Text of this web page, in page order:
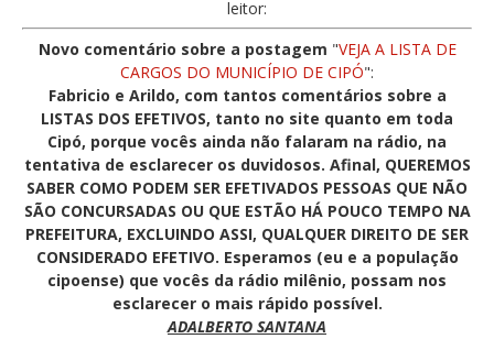
leitor:
Novo comentário sobre a postagem "VEJA A LISTA DE
CARGOS DO MUNICÍPIO DE CIPÓ":
Fabricio e Arildo, com tantos comentários sobre a
LISTAS DOS EFETIVOS, tanto no site quanto em toda
Cipó, porque vocês ainda não falaram na rádio, na
tentativa de esclarecer os duvidosos. Afinal, QUEREMOS
SABER COMO PODEM SER EFETIVADOS PESSOAS QUE NÃO
SÃO CONCURSADAS OU QUE ESTÃO HÁ POUCO TEMPO NA
PREFEITURA, EXCLUINDO ASSI, QUALQUER DIREITO DE SER
CONSIDERADO EFETIVO. Esperamos (eu e a população
cipoense) que vocês da rádio milênio, possam nos
esclarecer o mais rápido possível.
ADALBERTO SANTANA